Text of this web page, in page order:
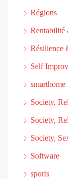
Régions
Rentabilité
Résilience
Self
smarthome
Society,
Society,
Society,
Software
sports